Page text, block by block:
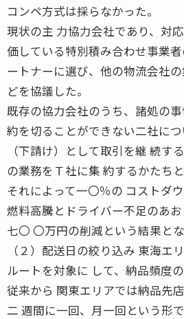
コンペ方式は採らなかった。
現状の主 力協力会社であり、対
価している特別積み合わせ事業
ートナーに選び、他の物流会社
どを協議した。
既存の協力会社のうち、諸処の
約を切ることができない二社に
（下請け）として取引を継 続す
の業務をＴ社に集 約するかたちと
それによって一〇％の コストダ
燃料高騰とドライバー不足のあ
七〇 〇万円の削減という結果とな
（２）配送日の絞り込み 東海エ
ルートを対象に して、納品頻度
従来から 関東エリアでは納品先
二 週間に一回、月一回という形